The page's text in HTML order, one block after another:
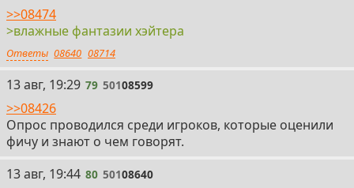
>>08474
>влажные фантазии хэйтера
Ответы 08640 08714
79
13 авг, 19:29 79 50108599
>>08426
Опрос проводился среди игроков, которые оценили
фичу и знают о чем говорят.
80
13 авг, 19:44 80 50108640